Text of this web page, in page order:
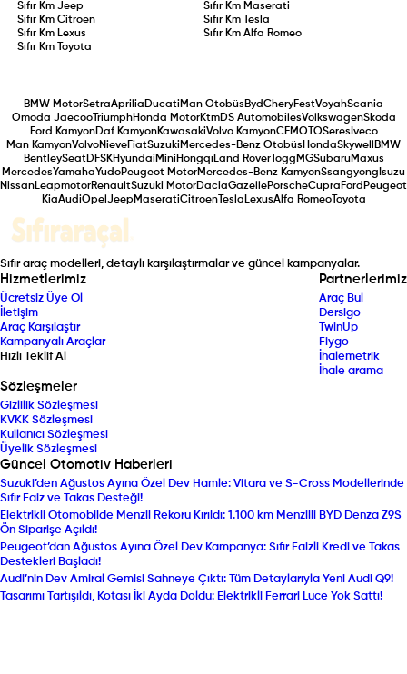
Sıfır KmJeep Sıfır Km Maserati
Sıfır KmCitroen Sıfır Km
Tesla
Sıfır Km Lexus Sıfır Km Alfa Romeo
Sıfır Km
Toyota
BMW MotorSetraAprilia Ducati Man Otobüs BydCheryFestVoyahScania
Omoda JaecooTriumphHonda MotorKtmDS AutomobilesVolkswagenSkoda
Ford KamyonDaf KamyonKawasakiVolvo KamyonCFMOTOSeres Iveco
Man KamyonVolvoNieveFiatSuzuki Mercedes-Benz Otobüs HondaSkywell
BMW
BentleySeatDFSKHyundai Mini Hongqı Land RoverTogg MGSubaruMaxus
MercedesYamahaYudoPeugeot MotorMercedes-Benz KamyonSsangyong Isuzu
NissanLeapmotorRenaultSuzuki MotorDaciaGazellePorscheCupra Ford Peugeot
KiaAudiOpel Jeep MaseratiCitroenTesla LexusAlfa RomeoToyota
Sıfır araç modelleri, detaylı karşılaştırmalar ve güncel kampanyalar.
Hizmetlerimiz
Ücretsiz Üye Ol
İletişim
Araç Karşılaştır
Kampanyalı Araçlar
Hızlı Teklif Al
Partnerlerimiz
Araç Bul
Dersigo
TwinUp
Fiygo
İhalemetrik
İhale arama
Sözleşmeler
Gizlilik Sözleşmesi
KVKK Sözleşmesi
Kullanıcı Sözleşmesi
Üyelik Sözleşmesi
Güncel Otomotiv Haberleri
Suzuki’den Ağustos Ayına Özel Dev Hamle: Vitara ve S-Cross Modellerinde
Sıfır Faiz ve Takas Desteği!
Elektrikli Otomobilde Menzil Rekoru Kırıldı: 1.100 km Menzilli BYD Denza Z9S
Ön Siparişe Açıldı!
Peugeot’dan Ağustos Ayına Özel Dev Kampanya: Sıfır Faizli Kredi ve Takas
Destekleri Başladı!
Audi’nin Dev Amiral Gemisi Sahneye Çıktı: Tüm Detaylarıyla Yeni Audi Q9!
Tasarımı Tartışıldı, Kotası İki Ayda Doldu: Elektrikli Ferrari Luce Yok Sattı!